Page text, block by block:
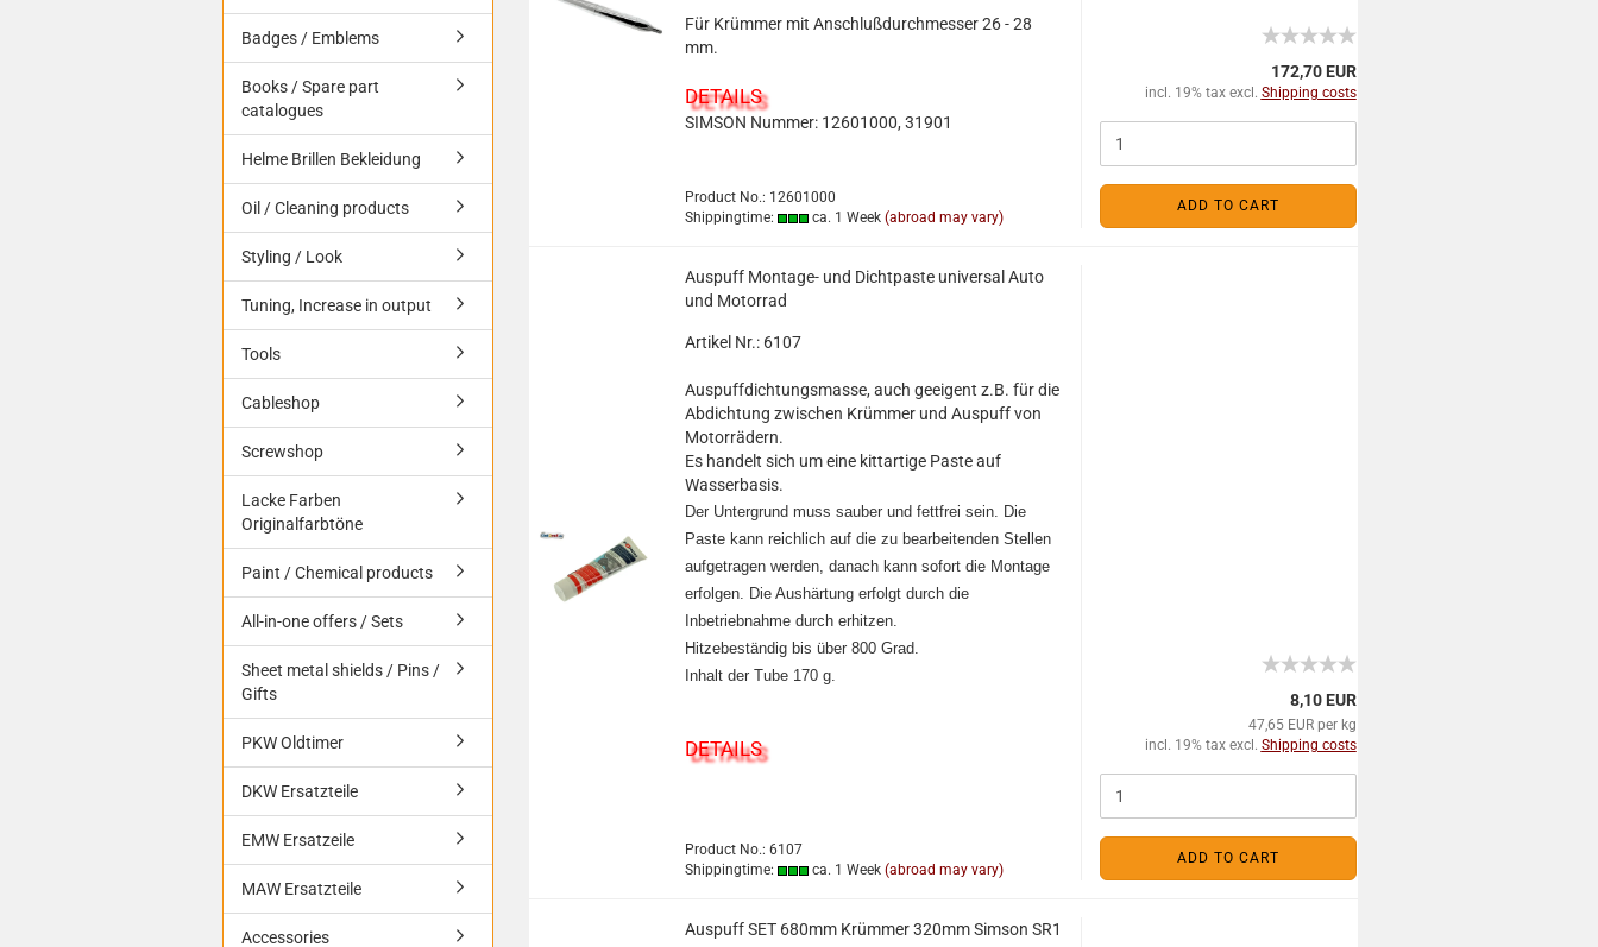
Für Krümmer mit Anschlußdurchmesser 26 - 28
mm.
DETAILS
SIMSON Nummer: 12601000, 31901
Product No.: 12601000
Shippingtime:
ca. 1 Week (abroad may vary)
172,70 EUR
incl. 19% tax excl. Shipping costs
ADD TO CART
Auspuff Montage- und Dichtpaste universal Auto
und Motorrad
Artikel Nr.: 6107
Auspuffdichtungsmasse, auch geeigent z.B. für die
Abdichtung zwischen Krümmer und Auspuff von
Motorrädern.
Es handelt sich um eine kittartige Paste auf
Wasserbasis.
Der Untergrund muss sauber und fettfrei sein. Die
Paste kann reichlich auf die zu bearbeitenden Stellen
aufgetragen werden, danach kann sofort die Montage
erfolgen. Die Aushärtung erfolgt durch die
Inbetriebnahme durch erhitzen.
Hitzebeständig bis über 800 Grad.
Inhalt der Tube 170 g.
DETAILS
Product No.: 6107
Shippingtime:
ca. 1 Week (abroad may vary)
8,10 EUR
47,65 EUR per kg
incl. 19% tax excl. Shipping costs
ADD TO CART
Auspuff SET 680mm Krümmer 320mm Simson SR1
Badges / Emblems
Books / Spare part
catalogues
Helme Brillen Bekleidung
Oil / Cleaning products
Styling / Look
Tuning, Increase in output
Tools
Cableshop
Screwshop
Lacke Farben
Originalfarbtöne
Paint / Chemical products
All-in-one offers / Sets
Sheet metal shields / Pins /
Gifts
PKW Oldtimer
DKW Ersatzteile
EMW Ersatzeile
MAW Ersatzteile
Accessories